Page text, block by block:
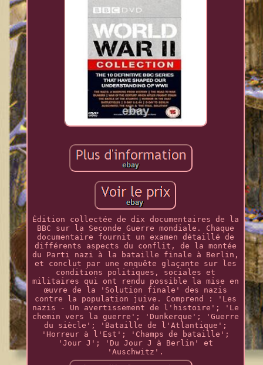
Édition collectée de dix documentaires de la
BBC sur la Seconde Guerre mondiale. Chaque
documentaire fournit un examen détaillé de
différents aspects du conflit, de la montée
du Parti nazi à la bataille finale à Berlin,
et conclut par une enquête glaçante sur les
conditions politiques, sociales et
militaires qui ont rendu possible la mise en
œuvre de la 'Solution finale' des nazis
contre la population juive. Comprend : 'Les
nazis - Un avertissement de l'histoire'; 'Le
chemin vers la guerre'; 'Dunkerque'; 'Guerre
du siècle'; 'Bataille de l'Atlantique';
'Horreur à l'Est'; 'Champs de bataille';
'Jour J'; 'Du Jour J à Berlin' et
'Auschwitz'.